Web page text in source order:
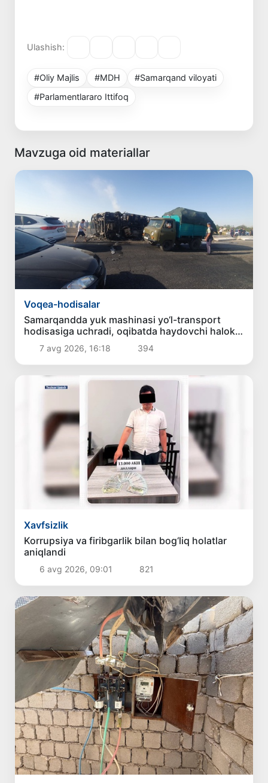
Ulashish:
#Oliy Majlis #MDH
#Samarqand viloyati
#Parlamentlararo Ittifoq
Mavzuga oid materiallar
Voqea-hodisalar
Samarqandda yuk mashinasi yo‘l-transport
hodisasiga uchradi, oqibatda haydovchi halok
bo‘ldi7 avg 2026, 16:18 394
Xavfsizlik
Korrupsiya va firibgarlik bilan bog‘liq holatlar
aniqlandi
6 avg 2026, 09:01 821